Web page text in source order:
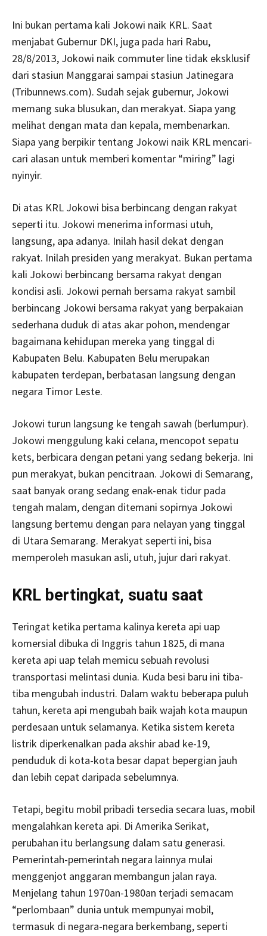
Ini bukan pertama kali Jokowi naik KRL. Saat
menjabat Gubernur DKI, juga pada hari Rabu,
28/8/2013, Jokowi naik commuter line tidak eksklusif
dari stasiun Manggarai sampai stasiun Jatinegara
(Tribunnews.com). Sudah sejak gubernur, Jokowi
memang suka blusukan, dan merakyat. Siapa yang
melihat dengan mata dan kepala, membenarkan.
Siapa yang berpikir tentang Jokowi naik KRL mencari-
cari alasan untuk memberi komentar “miring” lagi
nyinyir.
Di atas KRL Jokowi bisa berbincang dengan rakyat
seperti itu. Jokowi menerima informasi utuh,
langsung, apa adanya. Inilah hasil dekat dengan
rakyat. Inilah presiden yang merakyat. Bukan pertama
kali Jokowi berbincang bersama rakyat dengan
kondisi asli. Jokowi pernah bersama rakyat sambil
berbincang Jokowi bersama rakyat yang berpakaian
sederhana duduk di atas akar pohon, mendengar
bagaimana kehidupan mereka yang tinggal di
Kabupaten Belu. Kabupaten Belu merupakan
kabupaten terdepan, berbatasan langsung dengan
negara Timor Leste.
Jokowi turun langsung ke tengah sawah (berlumpur).
Jokowi menggulung kaki celana, mencopot sepatu
kets, berbicara dengan petani yang sedang bekerja. Ini
pun merakyat, bukan pencitraan. Jokowi di Semarang,
saat banyak orang sedang enak-enak tidur pada
tengah malam, dengan ditemani sopirnya Jokowi
langsung bertemu dengan para nelayan yang tinggal
di Utara Semarang. Merakyat seperti ini, bisa
memperoleh masukan asli, utuh, jujur dari rakyat.
KRL bertingkat, suatu saat
Teringat ketika pertama kalinya kereta api uap
komersial dibuka di Inggris tahun 1825, di mana
kereta api uap telah memicu sebuah revolusi
transportasi melintasi dunia. Kuda besi baru ini tiba-
tiba mengubah industri. Dalam waktu beberapa puluh
tahun, kereta api mengubah baik wajah kota maupun
perdesaan untuk selamanya. Ketika sistem kereta
listrik diperkenalkan pada akshir abad ke-19,
penduduk di kota-kota besar dapat bepergian jauh
dan lebih cepat daripada sebelumnya.
Tetapi, begitu mobil pribadi tersedia secara luas, mobil
mengalahkan kereta api. Di Amerika Serikat,
perubahan itu berlangsung dalam satu generasi.
Pemerintah-pemerintah negara lainnya mulai
menggenjot anggaran membangun jalan raya.
Menjelang tahun 1970an-1980an terjadi semacam
“perlombaan” dunia untuk mempunyai mobil,
termasuk di negara-negara berkembang, seperti